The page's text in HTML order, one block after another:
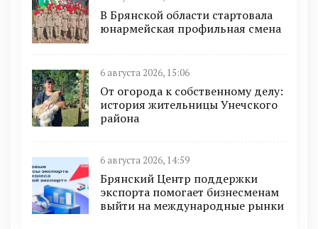
В Брянской области стартовала
юнармейская профильная смена
6 августа 2026, 15:06
От огорода к собственному делу:
история жительницы Унечского
района
6 августа 2026, 14:59
Брянский Центр поддержки
экспорта помогает бизнесменам
выйти на международные рынки